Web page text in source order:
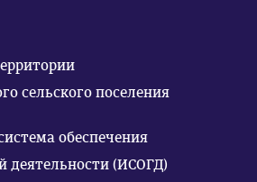
сельского поселения
обеспечения
деятельности (ИСОГД)